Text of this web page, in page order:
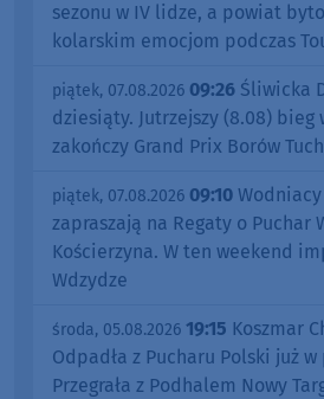
sezonu w IV lidze, a powiat
kolarskim emocjom podczas
piątek, 07.08.2026 09:26 Śliwicka
dziesiąty. Jutrzejszy (8.08)
zakończy Grand Prix Borów
piątek, 07.08.2026 09:10 Wodniacy
zapraszają na Regaty o Puchar
Kościerzyna. W ten weekend
Wdzydze
środa, 05.08.2026 19:15 Koszmar
Odpadła z Pucharu Polski już
Przegrała z Podhalem Nowy